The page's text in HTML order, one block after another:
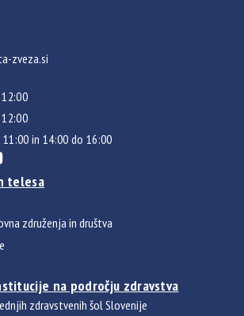
zveza.si
in 14:00 do 16:00
telesa
združenja in društva
na področju zdravstva
zdravstvenih šol Slovenije